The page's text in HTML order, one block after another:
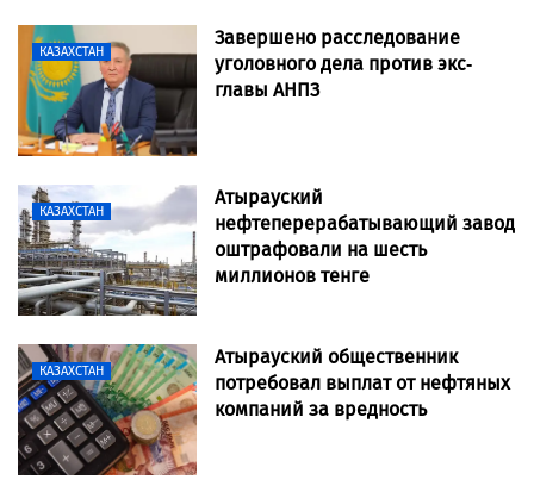
КАЗАХСТАН
Завершено расследование
уголовного дела против экс-
главы АНПЗ
КАЗАХСТАН
Атырауский
нефтеперерабатывающий завод
оштрафовали на шесть
миллионов тенге
КАЗАХСТАН
Атырауский общественник
потребовал выплат от нефтяных
компаний за вредность